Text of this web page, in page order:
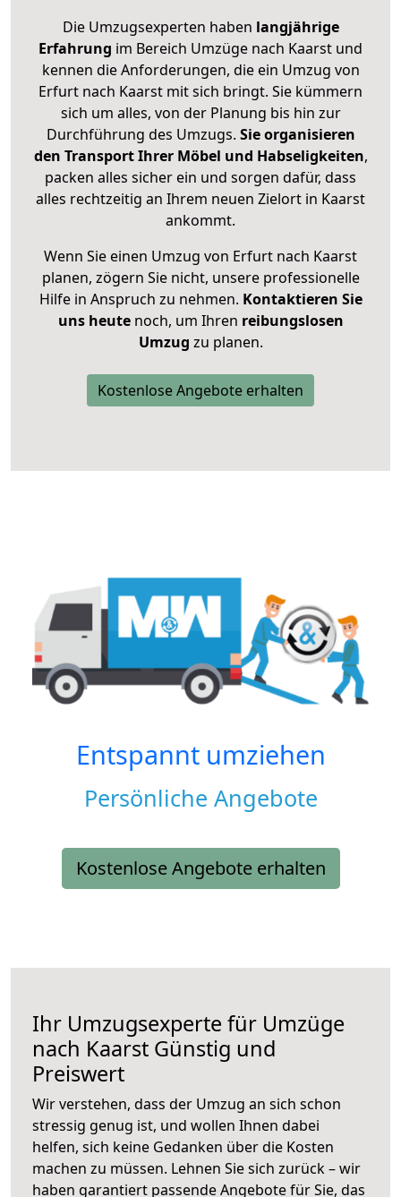
Die Umzugsexperten haben langjährige
Erfahrung im Bereich Umzüge nach Kaarst und
kennen die Anforderungen, die ein Umzug von
Erfurt nach Kaarst mit sich bringt. Sie kümmern
sich um alles, von der Planung bis hin zur
Durchführung des Umzugs. Sie organisieren
den Transport Ihrer Möbel und Habseligkeiten,
packen alles sicher ein und sorgen dafür, dass
alles rechtzeitig an Ihrem neuen Zielort in Kaarst
ankommt.
Wenn Sie einen Umzug von Erfurt nach Kaarst
planen, zögern Sie nicht, unsere professionelle
Hilfe in Anspruch zu nehmen. Kontaktieren Sie
uns heutenoch, um Ihren reibungslosen
Umzug zu planen.
Kostenlose Angebote erhalten
Entspannt umziehen
Persönliche Angebote
Kostenlose Angebote erhalten
Ihr Umzugsexperte für Umzüge
nach Kaarst Günstig und
Preiswert
Wir verstehen, dass der Umzug an sich schon
stressig genug ist, und wollen Ihnen dabei
helfen, sich keine Gedanken über die Kosten
machen zu müssen. Lehnen Sie sich zurück – wir
haben garantiert passende Angebote für Sie, das